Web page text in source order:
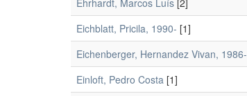
Ehrhardt, Marcos Luís [2]
Eichblatt, Pricila, 1990- [1]
Eichenberger, Hernandez Vivan, 1986-
Einloft, Pedro Costa [1]